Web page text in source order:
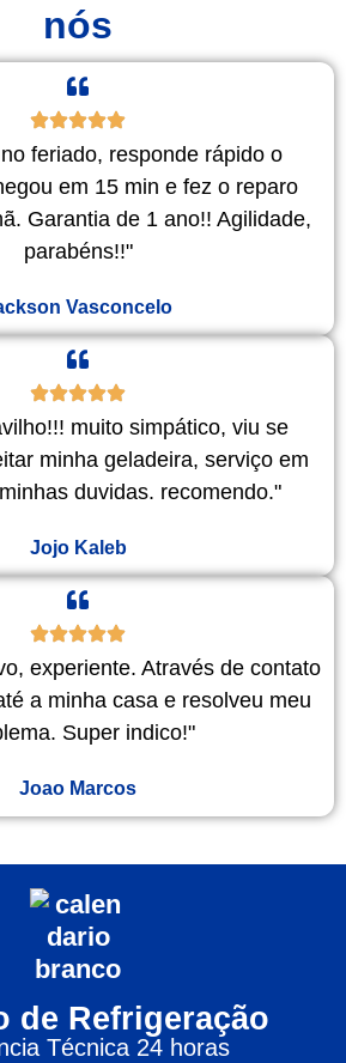
nós
feriado, responde rápido o
em 15 min e fez o reparo
Garantia de 1 ano!! Agilidade,
parabéns!!"
Vasconcelo
muito simpático, viu se
minha geladeira, serviço em
duvidas. recomendo."
Jojo Kaleb
experiente. Através de contato
a minha casa e resolveu meu
Super indico!"
Joao Marcos
de Refrigeração
Técnica 24 horas